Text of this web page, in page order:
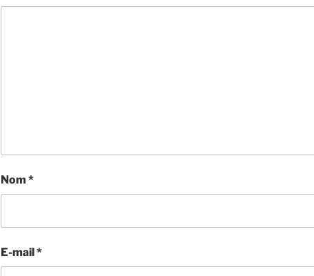
Nom *
E-mail*